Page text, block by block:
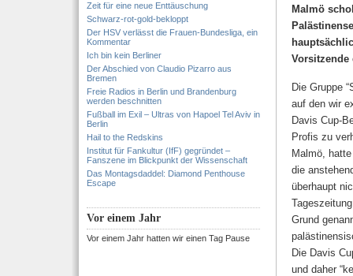
Zeit für eine neue Enttäuschung
Schwarz-rot-gold-bekloppt
Der HSV verlässt die Frauen-Bundesliga, ein
Kommentar
Ich bin kein Berliner
Der Abschied von Claudio Pizarro aus
Bremen
Freie Radios in Berlin und Brandenburg
werden beschnitten
Fußball im Exil – Ultras von Hapoel Tel Aviv in
Berlin
Hail to the Redskins
Institut für Fankultur (IfF) gegründet –
Fanszene im Blickpunkt der Wissenschaft
Das Montagsdaddel: Diamond Penthouse
Escape
Vor einem Jahr
Vor einem Jahr hatten wir einen Tag Pause
Malmö
Vorsitzende
Die Gruppe
auf den wir
Davis Cup-
Profis zu
Malmö,
die
überhaupt
Grund
Die Davis
und daher